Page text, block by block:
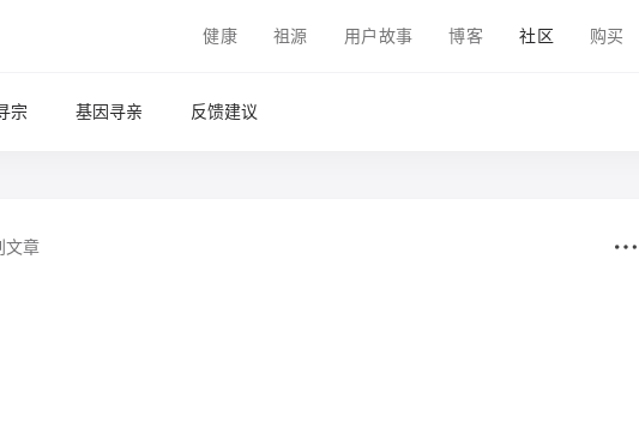
健康 祖源 用户故事 博客 社区 购买
宗 基因寻亲 反馈建议
文章